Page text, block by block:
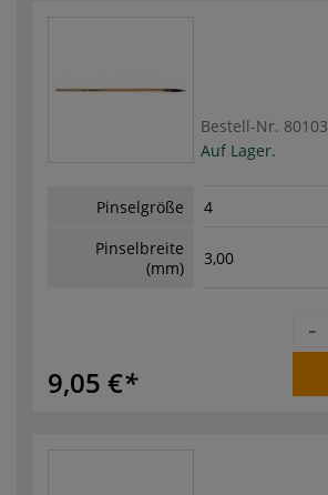
Bestell-Nr. 80103
Auf Lager.
Pinselgröße
4
Pinselbreite
(mm)
3,00
9,05 €
-